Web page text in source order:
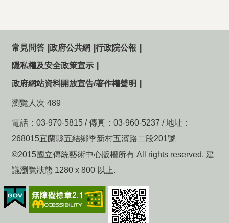
常見問答 政府公共網 行政院公報
隱私權及安全政策宣示
政府網站資料開放宣告/著作權聲明
瀏覽人次 489
電話：03-970-5815 / 傳真：03-960-5237 / 地址：
268015宜蘭縣五結鄉季新村五濱路二段201號
©2015國立傳統藝術中心版權所有 All rights reserved. 建
議瀏覽狀態 1280 x 800 以上.